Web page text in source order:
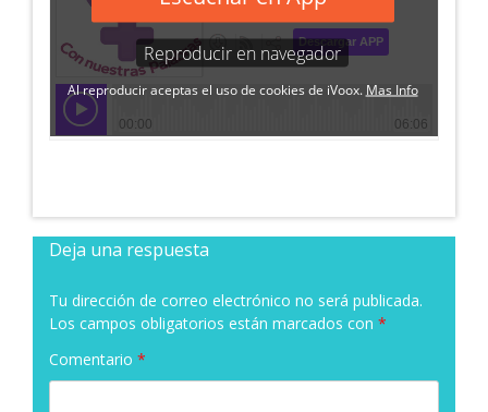
Deja una respuesta
Tu dirección de correo electrónico no será publicada.
Los campos obligatorios están marcados con *
Comentario *